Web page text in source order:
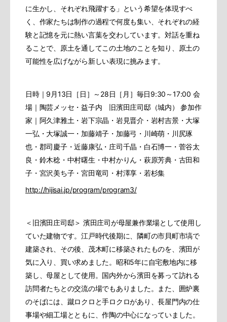
に生かし、それぞれ飛躍する」という希望を体現すべ
く、作家たちは制作の過程で何度も集い、それぞれの経
験と記憶を元に熱い言葉を交わしています。対話を重ね
ることで、原土を通してこの土地のことを知り、原土の
可能性を広げながら新しい表現に挑みます。
日時｜9月13日［日］～28日［月］毎日9:30～17:00 会
場｜陶芸メッセ・益子内　旧濱田庄司邸（城内） 参加作
家｜阿久津雅土・岩下宗晶・岩見晋介・岩村吉景・大塚
一弘・大塚誠一・加藤靖子・加藤弓・川崎萌・川尻琢
也・郡司慶子・近藤康弘・庄司千晶・白石博一・菅谷太
良・鈴木稔・中村曙生・中村かりん・萩原芳典・古田和
子・宮沢美ち子・宮田竜司・村澤享・若杉集
http://hijisai.jp/program/program3/
＜旧濱田庄司邸＞ 濱田庄司が母屋兼作業場として使用し
ていた建物です。江戸時代後期に、隣町の市貝町市塙で
建築され、その後、茂木町に移築されたものを、濱田が
気に入り、買い求めました。昭和5年に自宅敷地内に移
築し、母屋として使用。国内外から濱田を募って訪れる
訪問者たちとの交流の場でもありました。また、囲炉裏
のそばには、蹴ロクロと手ロクロがあり、長屋門内の仕
事場や細工場とともに、作陶の中心になっていました。